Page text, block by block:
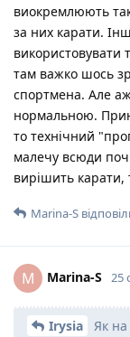
виокремлюють
за них карати.
використовувати
там важко шось
спортмена. Але аж
нормальною.
то технічний
малечу всюди
вирішить карати,
Marina-S
M Marina-S 25
Irysia
Як